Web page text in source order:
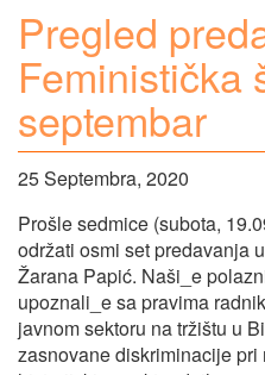
Pregled
Feministička
septembar
25 Septembra, 2020
Prošle sedmice (subota,
održati osmi set predavanja
Žarana Papić. Naši_e
upoznali_e sa pravima
javnom sektoru na tržištu u
zasnovane diskriminacije